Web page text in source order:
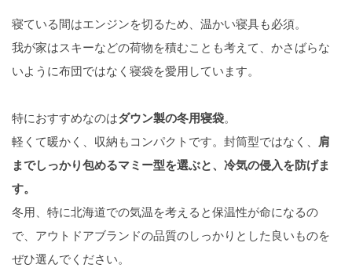
寝ている間はエンジンを切るため、温かい寝具も必須。
我が家はスキーなどの荷物を積むことも考えて、かさばらな
いように布団ではなく寝袋を愛用しています。
特におすすめなのはダウン製の冬用寝袋。
軽くて暖かく、収納もコンパクトです。封筒型ではなく、 肩
までしっかり包めるマミー型を選ぶと、冷気の侵入を防げま
す。
冬用、特に北海道での気温を考えると保温性が命になるの
で、アウトドアブランドの品質のしっかりとした良いものを
ぜひ選んでください。